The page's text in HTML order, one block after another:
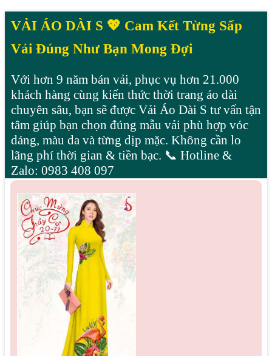
VẢI ÁO DÀI S 💖 Cam Kết Từng Sấp
Vải Đúng Như Bạn Mong Đợi
Với hơn 9 năm bán vải, phục vụ hơn 21.000
khách hàng cùng kiến thức thời trang áo dài
chuyên sâu, bạn sẽ được Vải Áo Dài S tư vấn tận
tâm giúp bạn chọn đúng mẫu vải phù hợp vóc
dáng, màu da và từng dịp mặc. Không cần lo
lãng phí thời gian & tiền bạc. 📞 Hotline &
Zalo: 0983 408 097